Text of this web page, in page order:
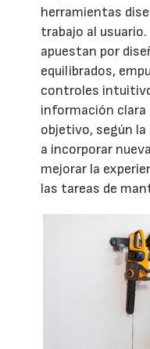
herramientas
trabajo al
apuestan por
equilibrados,
controles
información clara
objetivo, según
a incorporar
mejorar la
las tareas de